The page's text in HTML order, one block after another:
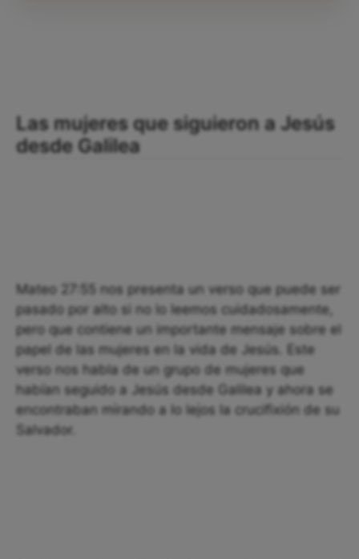
Las mujeres que siguieron a Jesús
desde Galilea
Mateo 27:55 nos presenta un verso que puede ser
pasado por alto si no lo leemos cuidadosamente,
pero que contiene un importante mensaje sobre el
papel de las mujeres en la vida de Jesús. Este
verso nos habla de un grupo de mujeres que
habían seguido a Jesús desde Galilea y ahora se
encontraban mirando a lo lejos la crucifixión de su
Salvador.